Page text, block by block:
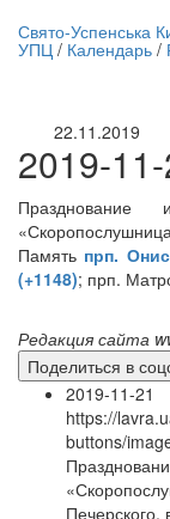
трансляция |
Свято-Успенська
УПЦ / Календарь /
22.11.2019
2019-11-
Память прп.
(+1148); прп.
Редакция сайта
Поделиться в
2019-11-21
https://
buttons/